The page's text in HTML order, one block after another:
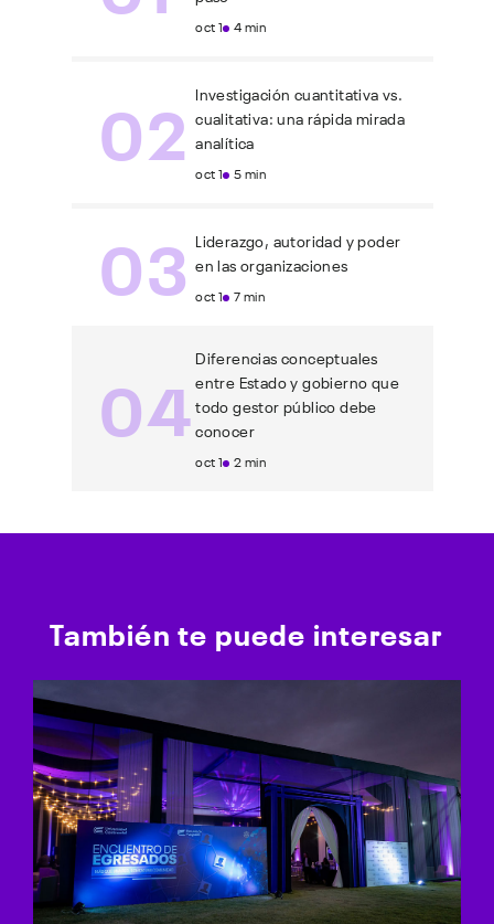
oct 1 4 min
02
Investigación cuantitativa vs.
cualitativa: una rápida mirada
analítica
oct 1 5 min
03 Liderazgo, autoridad y poder
en las organizaciones
oct 1 7 min
04
Diferencias conceptuales
entre Estado y gobierno que
todo gestor público debe
conocer
oct 1 2 min
También te puede interesar